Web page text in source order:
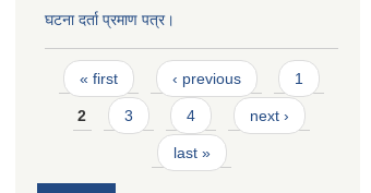
घटना दर्ता प्रमाण पत्र।
Pages
« first ‹ previous 1
2 3 4 next ›
last »